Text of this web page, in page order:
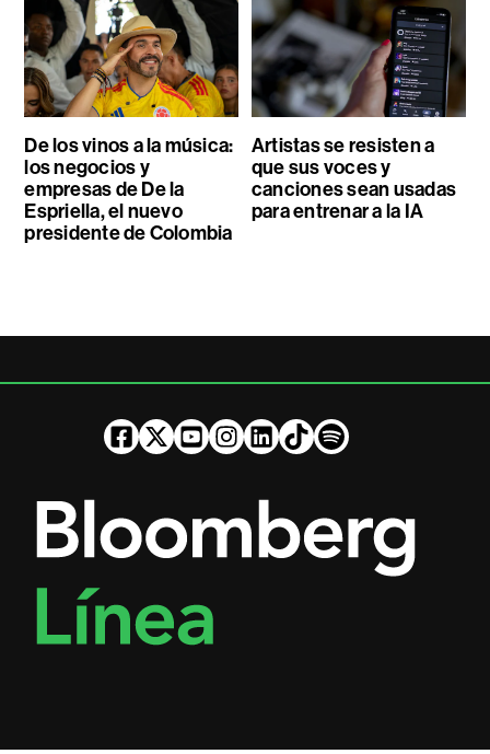
De los vinos a la música:
los negocios y
empresas de De la
Espriella, el nuevo
presidente de Colombia
Artistas se resisten a
que sus voces y
canciones sean usadas
para entrenar a la IA